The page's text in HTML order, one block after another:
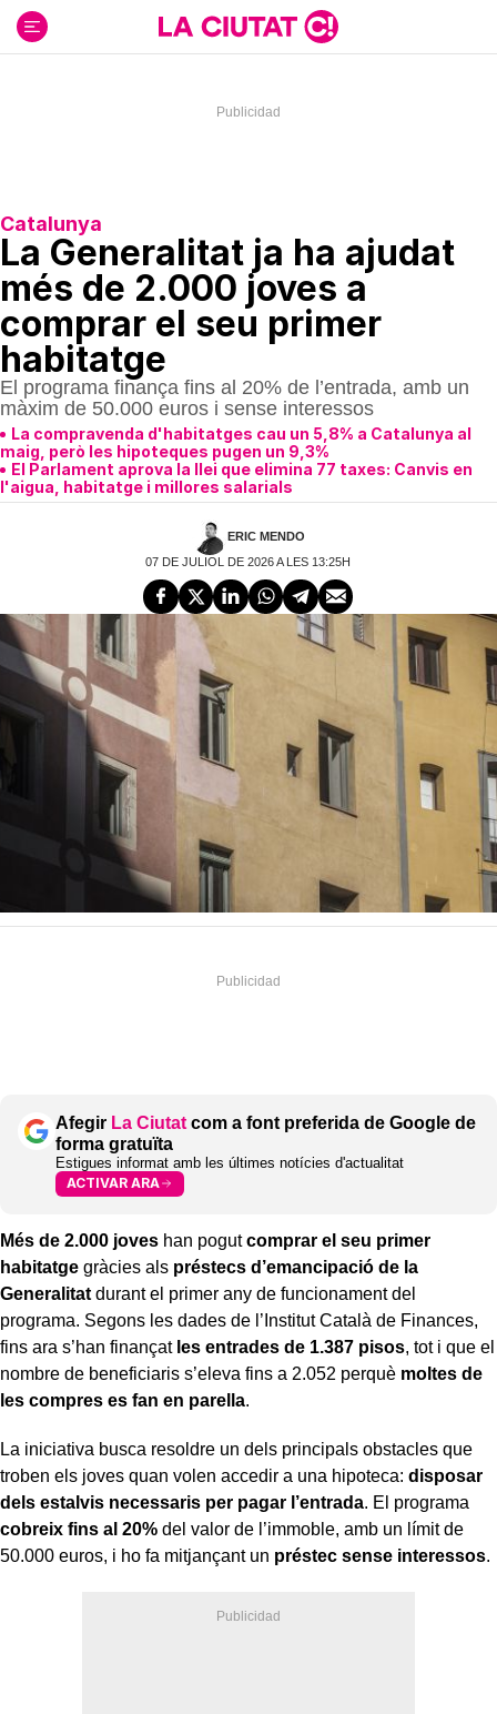
contenido
Catalunya
La Generalitat ja ha ajudat
més de 2.000 joves a
comprar el seu primer
habitatge
El programa finança fins al 20% de l’entrada, amb un
màxim de 50.000 euros i sense interessos
La compravenda d'habitatges cau un 5,8% a Catalunya al
maig, però les hipoteques pugen un 9,3%
El Parlament aprova la llei que elimina 77 taxes: Canvis en
l'aigua, habitatge i millores salarials
ERIC MENDO
07 DE JULIOL DE 2026 A LES 13:25H
Afegir La Ciutat com a font preferida de Google de
forma gratuïta
Estigues informat amb les últimes notícies d'actualitat
ACTIVAR ARA
Més de 2.000 joves han pogutcomprar el seu primer
habitatge gràcies als préstecs d’emancipació de la
Generalitat durant el primer any de funcionament del
programa. Segons les dades de l’Institut Català de Finances,
fins ara s’han finançat les entrades de 1.387 pisos, tot i que el
nombre de beneficiaris s’eleva fins a 2.052 perquè moltes de
les compres es fan en parella.
La iniciativa busca resoldre un dels principals obstacles que
troben els joves quan volen accedir a una hipoteca: disposar
dels estalvis necessaris per pagar l’entrada. El programa
cobreix fins al 20% del valor de l’immoble, amb un límit de
50.000 euros, i ho fa mitjançant un préstec sense interessos.